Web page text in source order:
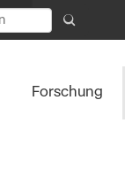
Forschung